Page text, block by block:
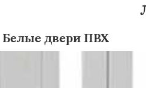
Белые двери ПВХ